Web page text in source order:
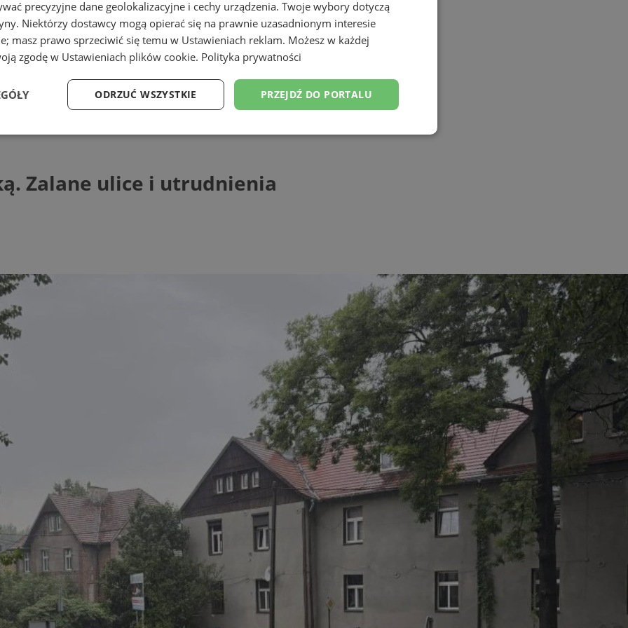
ulice i utrudnienia
Zalane ulice i utrudnienia
precyzyjne dane geolokalizacyjne i cechy urządzenia. Twoje wybory dotyczą
Niektórzy dostawcy mogą opierać się na prawnie uzasadnionym interesie
masz prawo sprzeciwić się temu w Ustawieniach reklam. Możesz w każdej
zgodę w Ustawieniach plików cookie. Polityka prywatności
PRZEJDŹ DO PORTALU
ODRZUĆ WSZYSTKIE
Wydajność Targetowanie Funkcjonalność Niesklasyfikowane
niezbędnych plików cookie nie można prawidłowo korzystać ze strony internetowej.
Ten plik cookie przechowuje identyfikator sesji.
Ten plik cookie przechowuje identyfikator sesji.
Ten plik cookie przechowuje identyfikator sesji.
Ten plik cookie jest używany do celów
uwierzytelniania i bezpieczeństwa, zapewniając, że
użytkownicy pozostają zalogowani, a ich dane są
zabezpieczone, jak poruszać się przez witrynę
internetową lub interakcji z jej usług.
Ten plik cookie służy do rozróżniania ludzi i botów.
Jest to korzystne dla strony internetowej, ponieważ
umożliwia tworzenie ważnych raportów na temat
korzystania z jej witryny internetowej.
Cloudflare Inc.
.twitter.com
29 minut 59
sekund
Ten plik cookie służy do rozróżniania ludzi i botów.
Jest to korzystne dla strony internetowej, ponieważ
umożliwia tworzenie ważnych raportów na temat
korzystania z jej witryny internetowej.
YouTube
.youtube.com
5 miesięcy 4
tygodnie
Ten plik cookie jest używany do przechowywania
zgody użytkownika i wyboru prywatności dla ich
interakcji z witryną. Rejestruje dane dotyczące
zgody odwiedzającego na różne polityki i
ustawienia prywatności, zapewniając, że ich
preferencje zostaną uhonorowane w przyszłych
CookieScript
4 tygodnie 2 dni
Ten plik cookie jest używany przez usługę Cookie-
Polityce prywatności Google